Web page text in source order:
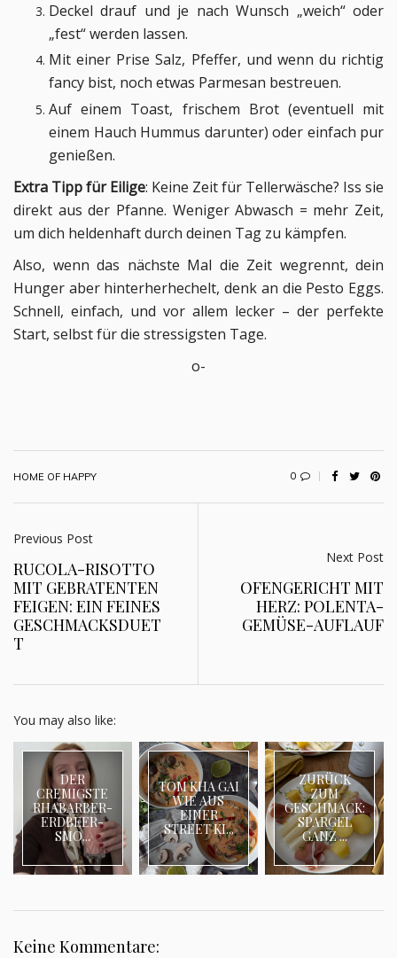
Deckel drauf und je nach Wunsch „weich“ oder
„fest“ werden lassen.
Mit einer Prise Salz, Pfeffer, und wenn du richtig
fancy bist, noch etwas Parmesan bestreuen.
Auf einem Toast, frischem Brot (eventuell mit
einem Hauch Hummus darunter) oder einfach pur
genießen.
Extra Tipp für Eilige: Keine Zeit für Tellerwäsche? Iss sie
direkt aus der Pfanne. Weniger Abwasch = mehr Zeit,
um dich heldenhaft durch deinen Tag zu kämpfen.
Also, wenn das nächste Mal die Zeit wegrennt, dein
Hunger aber hinterherhechelt, denk an die Pesto Eggs.
Schnell, einfach, und vor allem lecker – der perfekte
Start, selbst für die stressigsten Tage.
o-
HOME OF HAPPY 0
Previous Post
RUCOLA-RISOTTO
MIT GEBRATENTEN
FEIGEN: EIN FEINES
GESCHMACKSDUET
T
Next Post
OFENGERICHT MIT
HERZ: POLENTA-
GEMÜSE-AUFLAUF
You may also like:
DER
CREMIGSTE
RHABARBER-
ERDBEER-
SMO...
TOM KHA GAI
WIE AUS
EINER
STREET KI...
ZURÜCK
ZUM
GESCHMACK:
SPARGEL
GANZ ...
Keine Kommentare: